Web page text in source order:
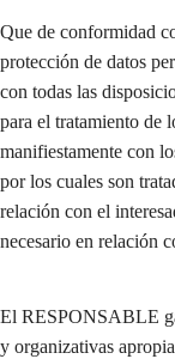
Que de conformidad
protección de datos
con todas las
para el tratamiento de
manifiestamente con
por los cuales son
relación con el
necesario en relación
El RESPONSABLE
y organizativas